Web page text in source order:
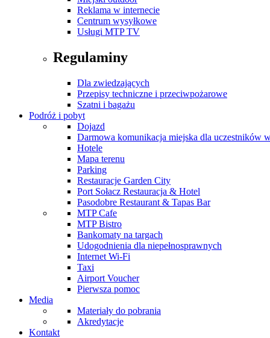
Reklama w internecie
Centrum wysyłkowe
Usługi MTP TV
Regulaminy
Dla zwiedzających
Przepisy techniczne i przeciwpożarowe
Szatni i bagażu
Podróż i pobyt
Dojazd
Darmowa komunikacja miejska dla uczestników
Hotele
Mapa terenu
Parking
Restauracje Garden City
Port Sołacz Restauracja & Hotel
Pasodobre Restaurant & Tapas Bar
MTP Cafe
MTP Bistro
Bankomaty na targach
Udogodnienia dla niepełnosprawnych
Internet Wi-Fi
Taxi
Airport Voucher
Pierwsza pomoc
Media
Materiały do pobrania
Akredytacje
Kontakt